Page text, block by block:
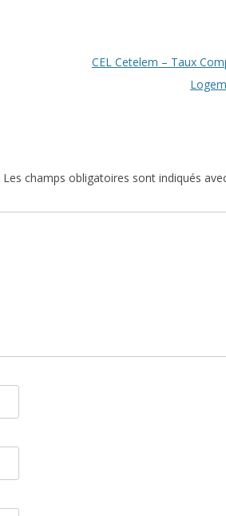
CEL Cetelem – Taux
Les champs obligatoires sont indiqués